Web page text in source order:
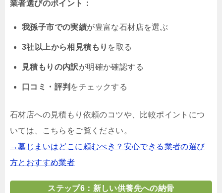
業者選びのポイント：
我孫子市での実績が豊富な石材店を選ぶ
3社以上から相見積もり を取る
見積もりの内訳が明確か確認する
口コミ・評判 をチェックする
石材店への見積もり依頼のコツや、比較ポイントにつ
いては、こちらをご覧ください。
→墓じまいはどこに頼むべき？安心できる業者の選び
方とおすすめ業者
ステップ6：新しい供養先への納骨